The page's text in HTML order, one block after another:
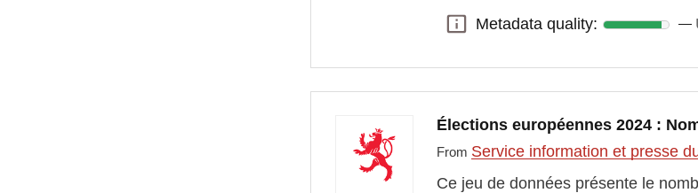
Metadata quality:
Metadata quality:
Élections européennes 2024 :
From Service information et presse
Ce jeu de données présente le